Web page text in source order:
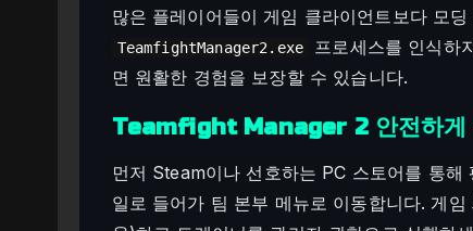
많은 플레이어들이 게임 클라이언트보다 모
TeamfightManager2.exe
프로세스를 인식하
면 원활한 경험을 보장할 수 있습니다.
Teamfight Manager 2 안전하게
먼저 Steam이나 선호하는 PC 스토어를 통
일로 들어가 팀 본부 메뉴로 이동합니다. 게